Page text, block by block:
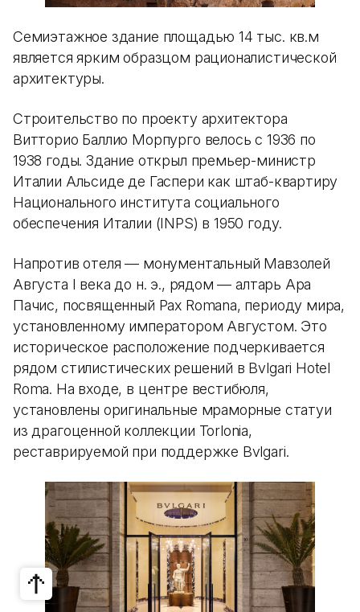
Семиэтажное здание площадью 14 тыс. кв.м
является ярким образцом рационалистической
архитектуры.
Строительство по проекту архитектора
Витторио Баллио Морпурго велось с 1936 по
1938 годы. Здание открыл премьер-министр
Италии Альсиде де Гаспери как штаб-квартиру
Национального института социального
обеспечения Италии (INPS) в 1950 году.
Напротив отеля — монументальный Мавзолей
Августа I века до н. э., рядом — алтарь Ара
Пачис, посвященный Pax Romana, периоду мира,
установленному императором Августом. Это
историческое расположение подчеркивается
рядом стилистических решений в Bvlgari Hotel
Roma. На входе, в центре вестибюля,
установлены оригинальные мраморные статуи
из драгоценной коллекции Torlonia,
реставрируемой при поддержке Bvlgari.